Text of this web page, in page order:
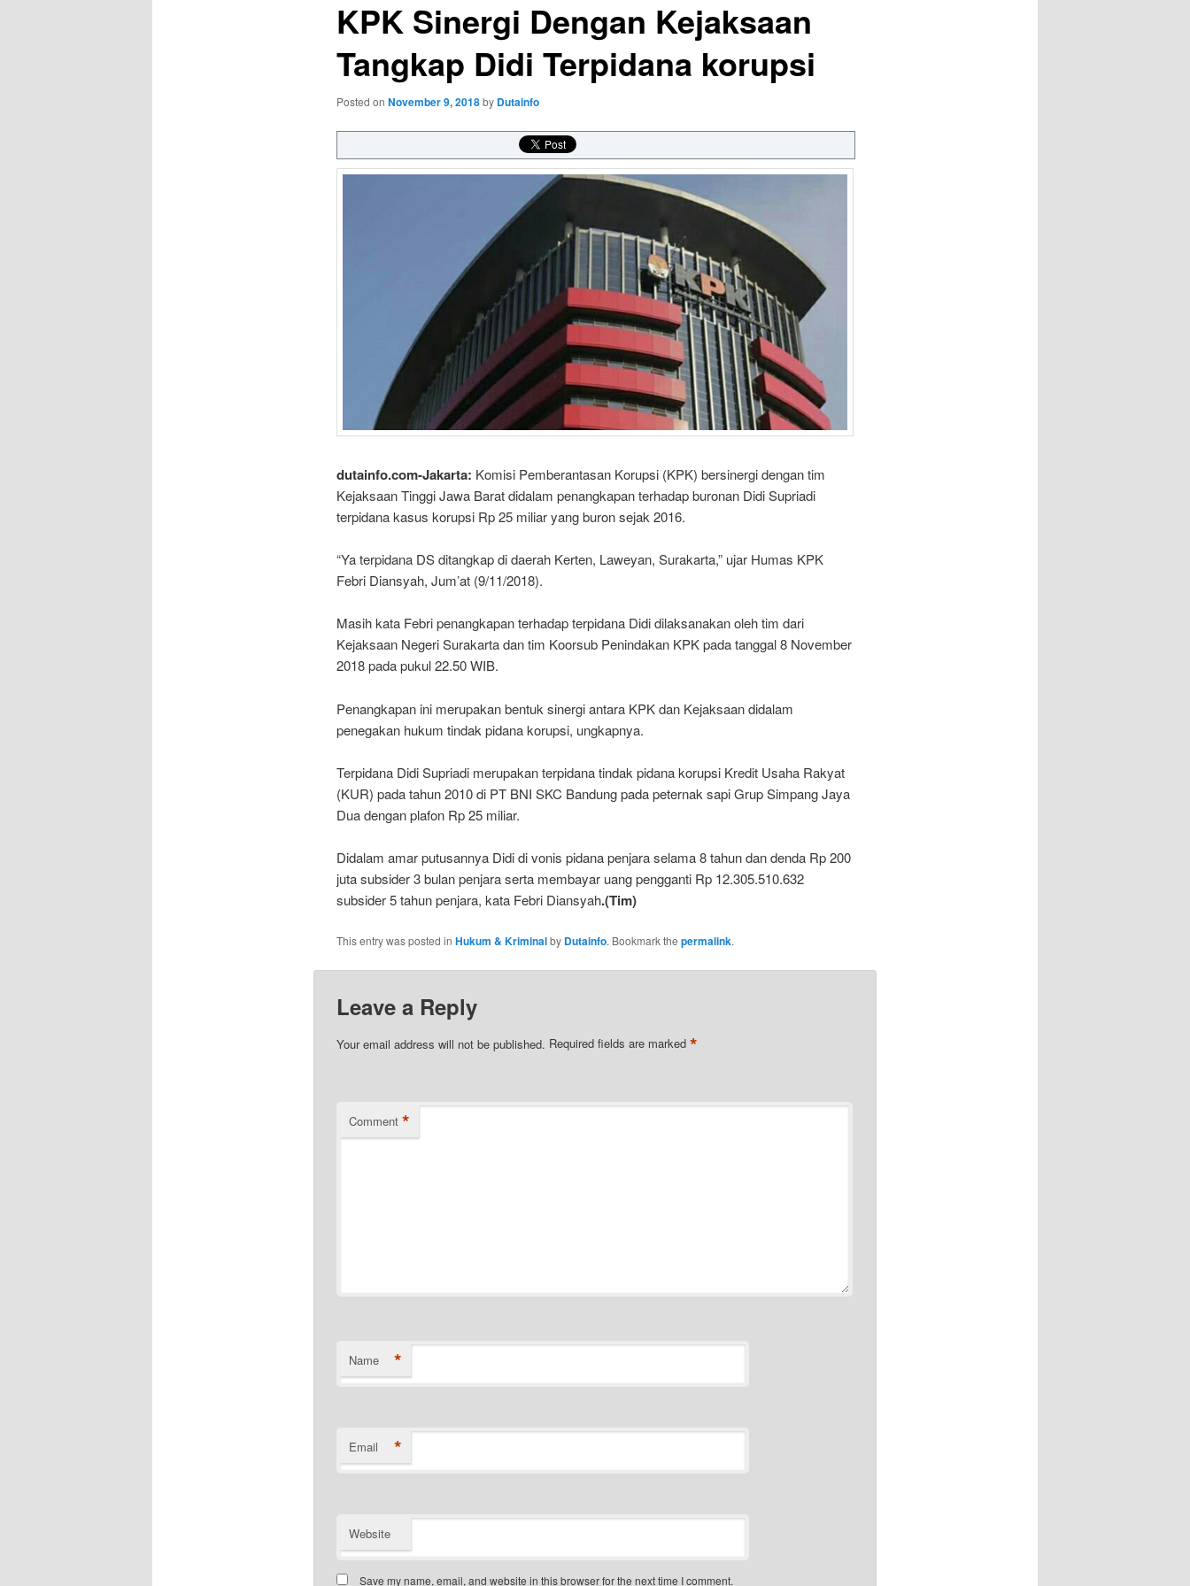
KPK Sinergi Dengan Kejaksaan
Tangkap Didi Terpidana korupsi
Posted on November 9, 2018by Dutainfo
dutainfo.com-Jakarta: Komisi Pemberantasan Korupsi (KPK) bersinergi dengan tim
Kejaksaan Tinggi Jawa Barat didalam penangkapan terhadap buronan Didi Supriadi
terpidana kasus korupsi Rp 25 miliar yang buron sejak 2016.
“Ya terpidana DS ditangkap di daerah Kerten, Laweyan, Surakarta,” ujar Humas KPK
Febri Diansyah, Jum’at (9/11/2018).
Masih kata Febri penangkapan terhadap terpidana Didi dilaksanakan oleh tim dari
Kejaksaan Negeri Surakarta dan tim Koorsub Penindakan KPK pada tanggal 8 November
2018 pada pukul 22.50 WIB.
Penangkapan ini merupakan bentuk sinergi antara KPK dan Kejaksaan didalam
penegakan hukum tindak pidana korupsi, ungkapnya.
Terpidana Didi Supriadi merupakan terpidana tindak pidana korupsi Kredit Usaha Rakyat
(KUR) pada tahun 2010 di PT BNI SKC Bandung pada peternak sapi Grup Simpang Jaya
Dua dengan plafon Rp 25 miliar.
Didalam amar putusannya Didi di vonis pidana penjara selama 8 tahun dan denda Rp 200
juta subsider 3 bulan penjara serta membayar uang pengganti Rp 12.305.510.632
subsider 5 tahun penjara, kata Febri Diansyah.(Tim)
This entry was posted in Hukum & Kriminalby Dutainfo. Bookmark the permalink.
Leave a Reply
Your email address will not be published. Required fields are marked *
Comment *
Name *
Email *
Website
Save my name, email, and website in this browser for the next time I comment.